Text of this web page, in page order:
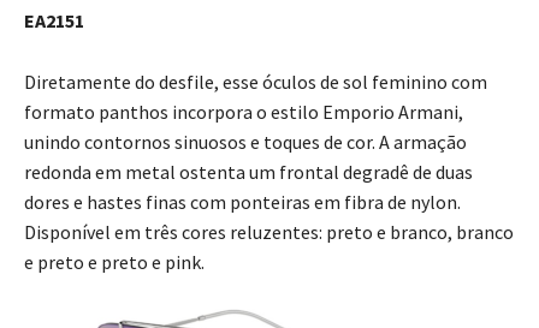
EA2151
Diretamente do desfile, esse óculos de sol feminino com
formato panthos incorpora o estilo Emporio Armani,
unindo contornos sinuosos e toques de cor. A armação
redonda em metal ostenta um frontal degradê de duas
dores e hastes finas com ponteiras em fibra de nylon.
Disponível em três cores reluzentes: preto e branco, branco
e preto e preto e pink.